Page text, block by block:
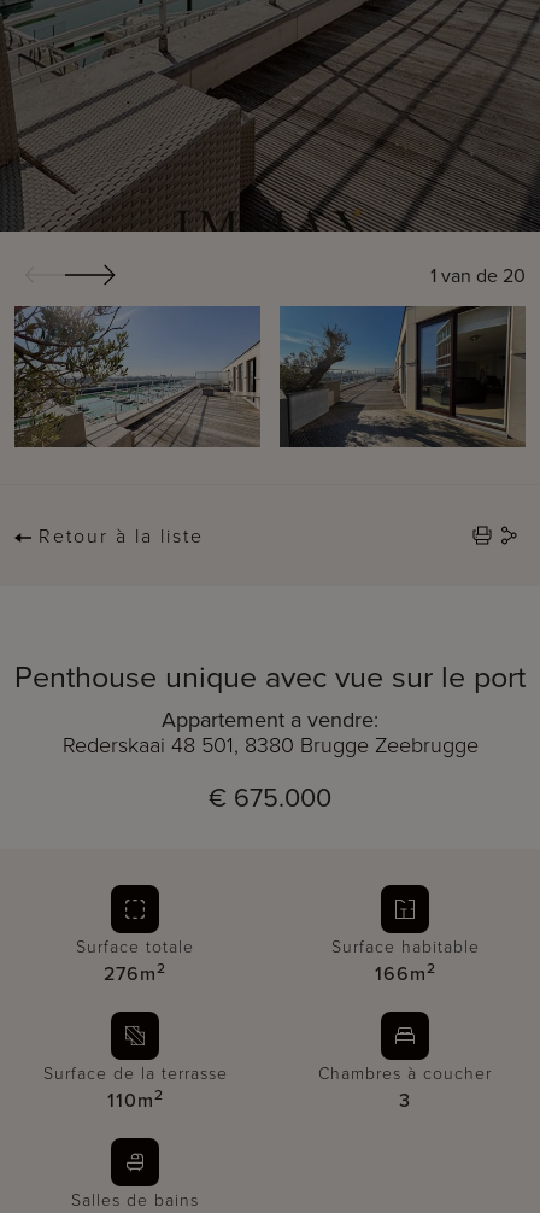
1 van de 20
Retour à la liste
Penthouse unique avec vue sur le port
Appartement a vendre:
Rederskaai 48 501, 8380 Brugge Zeebrugge
€ 675.000
Surface totale
276m2
Surface habitable
166m2
Surface de la terrasse
110m2
Chambres à coucher
3
Salles de bains